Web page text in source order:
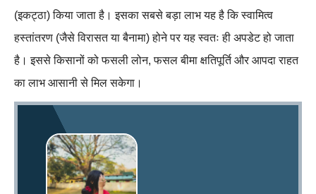
(इकट्ठा) किया जाता है। इसका सबसे बड़ा लाभ यह है कि स्वामित्व
हस्तांतरण (जैसे विरासत या बैनामा) होने पर यह स्वतः ही अपडेट हो जाता
है। इससे किसानों को फसली लोन, फसल बीमा क्षतिपूर्ति और आपदा राहत
का लाभ आसानी से मिल सकेगा।